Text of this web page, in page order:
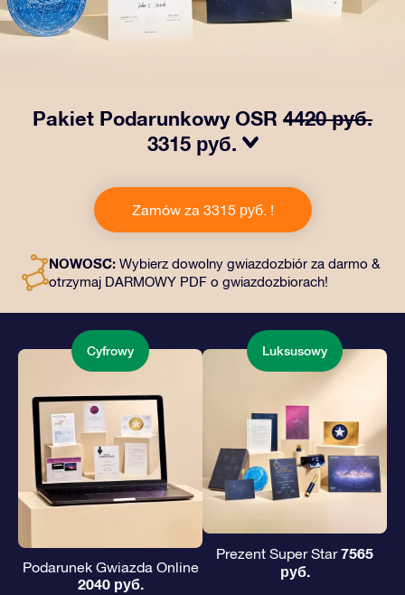
Pakiet Podarunkowy OSR 4420 руб.
3315 руб.
naszemu OSR Gift Pack! Ten zestaw obejmuje piękną
kopertę i spersonalizowane dokumenty wysłane na
wybrany adres, a także dokumenty cyfrowe i bezpłatny
podarowanie wiecznego prezentu przyjaciołom i
bliskim.
Zamów za 3315 руб. !
NOWOŚĆ: Wybierz dowolny gwiazdozbiór za darmo &
otrzymaj DARMOWY PDF o gwiazdozbiorach!
Cyfrowy
Podarunek Gwiazda Online
2040 руб.
Luksusowy
Prezent Super Star7565
руб.